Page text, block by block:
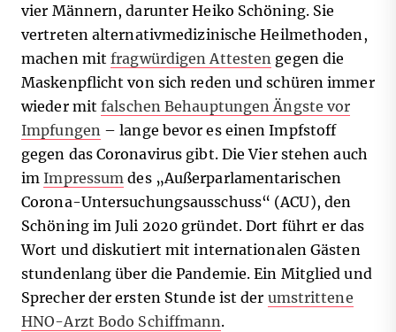
vier Männern, darunter Heiko Schöning. Sie
vertreten alternativmedizinische Heilmethoden,
machen mitfragwürdigen Attesten gegen die
Maskenpflicht von sich reden und schüren immer
wieder mitfalschen Behauptungen Ängste vor
Impfungen – lange bevor es einen Impfstoff
gegen das Coronavirus gibt. Die Vier stehen auch
imImpressum des „Außerparlamentarischen
Corona-Untersuchungsausschuss“ (ACU), den
Schöning im Juli 2020 gründet. Dort führt er das
Wort und diskutiert mit internationalen Gästen
stundenlang über die Pandemie. Ein Mitglied und
Sprecher der ersten Stunde ist der umstrittene
HNO-Arzt Bodo Schiffmann.